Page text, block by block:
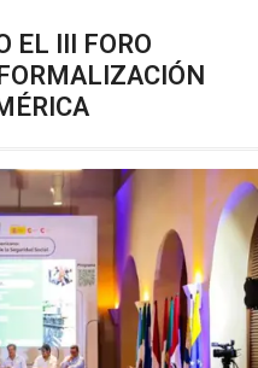
EL III FORO